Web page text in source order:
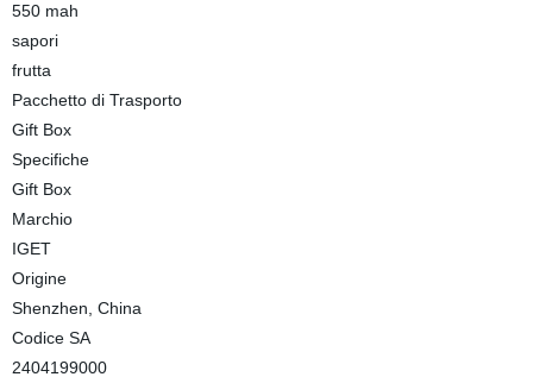
550 mah
sapori
frutta
Pacchetto di Trasporto
Gift Box
Specifiche
Gift Box
Marchio
IGET
Origine
Shenzhen, China
Codice SA
2404199000